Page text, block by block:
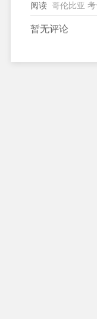
阅读 哥伦比亚
暂无评论